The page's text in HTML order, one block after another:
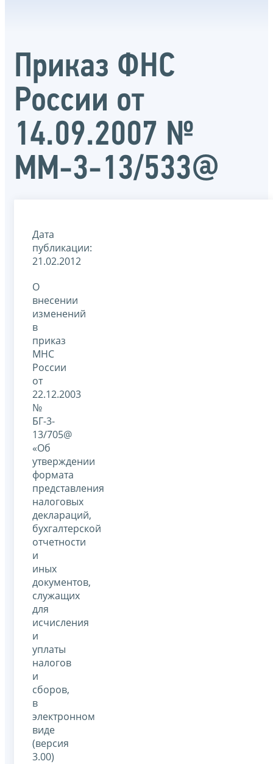
Приказ ФНС
России от
14.09.2007 №
ММ-3-13/533@
Дата
публикации:
21.02.2012
О
внесении
изменений
в
приказ
МНС
России
от
22.12.2003
№
БГ-3-
13/705@
«Об
утверждении
формата
представления
налоговых
деклараций,
бухгалтерской
отчетности
и
иных
документов,
служащих
для
исчисления
и
уплаты
налогов
и
сборов,
в
электронном
виде
(версия
3.00)